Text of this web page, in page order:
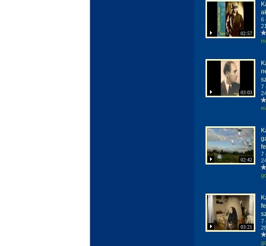
02:57
6
03:03
7
02:42
7
03:21
7